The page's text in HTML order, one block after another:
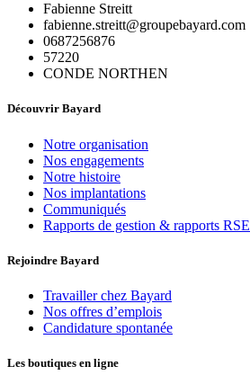
Fabienne Streitt
fabienne.streitt@groupebayard.com
0687256876
57220
CONDE NORTHEN
Découvrir Bayard
Notre organisation
Nos engagements
Notre histoire
Nos implantations
Communiqués
Rapports de gestion & rapports RSE
Rejoindre Bayard
Travailler chez Bayard
Nos offres d’emplois
Candidature spontanée
Les boutiques en ligne